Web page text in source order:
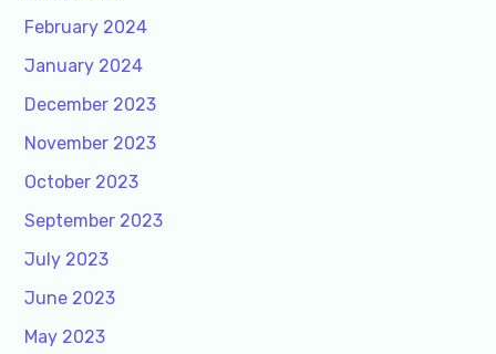
February 2024
January 2024
December 2023
November 2023
October 2023
September 2023
July 2023
June 2023
May 2023